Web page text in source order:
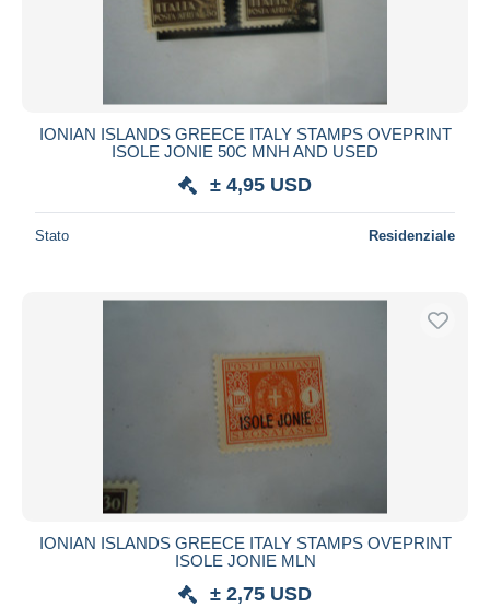
IONIAN ISLANDS GREECE ITALY STAMPS OVEPRINT
ISOLE JONIE 50C MNH AND USED
± 4,95 USD
Stato Residenziale
IONIAN ISLANDS GREECE ITALY STAMPS OVEPRINT
ISOLE JONIE MLN
± 2,75 USD